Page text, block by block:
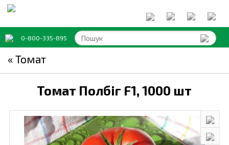
0-800-335-895
« Томат
Томат Полбіг F1,1000 шт